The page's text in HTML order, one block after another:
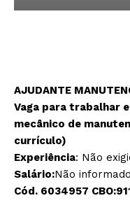
AJUDANTE
Vaga para trabalhar
mecânico de
currículo)
Experiência: Não
Salário:Não
Cód. 6034957